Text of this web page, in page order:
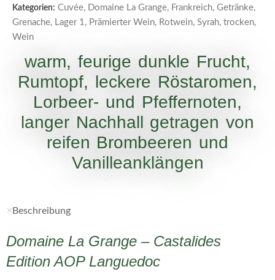
Kategorien: Cuvée, Domaine La Grange, Frankreich, Getränke,
Grenache, Lager 1, Prämierter Wein, Rotwein, Syrah, trocken,
Wein
warm, feurige dunkle Frucht,
Rumtopf, leckere Röstaromen,
Lorbeer- und Pfeffernoten,
langer Nachhall getragen von
reifen Brombeeren und
Vanilleanklängen
Beschreibung
Domaine La Grange – Castalides
Edition AOP Languedoc